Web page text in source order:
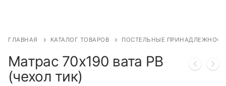
ГЛАВНАЯ КАТАЛОГ ТОВАРОВ ПОСТЕЛЬНЫЕ
Матрас 70х190 вата РВ
(чехол тик)